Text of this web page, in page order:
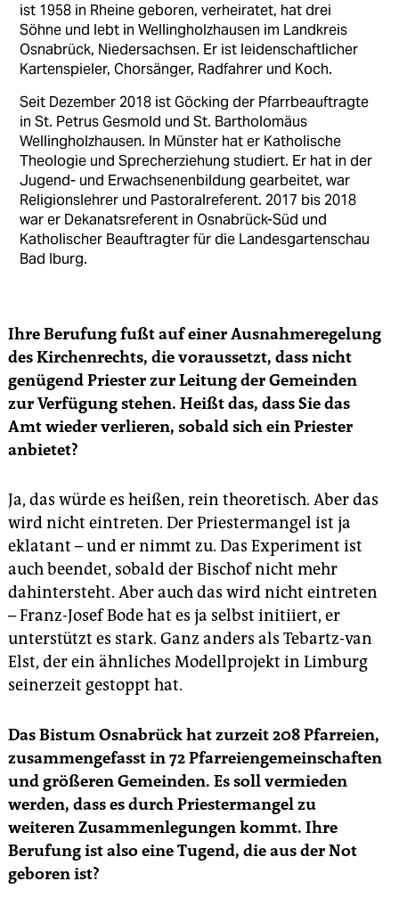
ist 1958 in Rheine geboren, verheiratet, hat drei
Söhne und lebt in Wellingholzhausen im Landkreis
Osnabrück, Niedersachsen. Er ist leidenschaftlicher
Kartenspieler, Chorsänger, Radfahrer und Koch.
Seit Dezember 2018 ist Göcking der Pfarrbeauftragte
in St. Petrus Gesmold und St. Bartholomäus
Wellingholzhausen. In Münster hat er Katholische
Theologie und Sprecherziehung studiert. Er hat in der
Jugend- und Erwachsenenbildung gearbeitet, war
Religionslehrer und Pastoralreferent. 2017 bis 2018
war er Dekanatsreferent in Osnabrück-Süd und
Katholischer Beauftragter für die Landesgartenschau
Bad Iburg.
Ihre Berufung fußt auf einer Ausnahmeregelung
des Kirchenrechts, die voraussetzt, dass nicht
genügend Priester zur Leitung der Gemeinden
zur Verfügung stehen. Heißt das, dass Sie das
Amt wieder verlieren, sobald sich ein Priester
anbietet?
Ja, das würde es heißen, rein theoretisch. Aber das
wird nicht eintreten. Der Priestermangel ist ja
eklatant – und er nimmt zu. Das Experiment ist
auch beendet, sobald der Bischof nicht mehr
dahintersteht. Aber auch das wird nicht eintreten
– Franz-Josef Bode hat es ja selbst initiiert, er
unterstützt es stark. Ganz anders als Tebartz-van
Elst, der ein ähnliches Modellprojekt in Limburg
seinerzeit gestoppt hat.
Das Bistum Osnabrück hat zurzeit 208 Pfarreien,
zusammengefasst in 72 Pfarreiengemeinschaften
und größeren Gemeinden. Es soll vermieden
werden, dass es durch Priestermangel zu
weiteren Zusammenlegungen kommt. Ihre
Berufung ist also eine Tugend, die aus der Not
geboren ist?